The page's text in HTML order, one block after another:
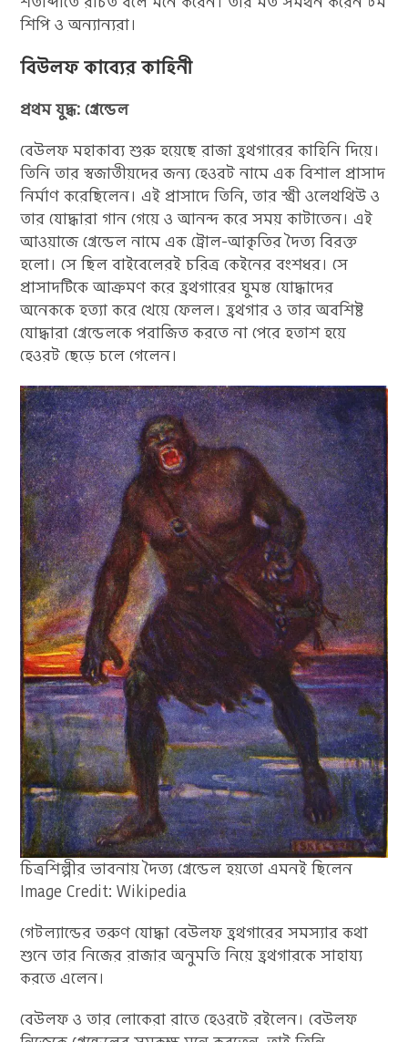
শিপি ও অন্যান্যরা।
বিউলফ কাব্যের কাহিনী
প্রথম যুদ্ধ: গ্রেন্ডেল
বেউলফ মহাকাব্য শুরু হয়েছে রাজা হ্রথগারের কাহিনি দিয়ে।
তিনি তার স্বজাতীয়দের জন্য হেওরট নামে এক বিশাল প্রাসাদ
নির্মাণ করেছিলেন। এই প্রাসাদে তিনি, তার স্ত্রী ওলেথথিউ ও
তার যোদ্ধারা গান গেয়ে ও আনন্দ করে সময় কাটাতেন। এই
আওয়াজে গ্রেন্ডেল নামে এক ট্রোল-আকৃতির দৈত্য বিরক্ত
হলো। সে ছিল বাইবেলেরই চরিত্র কেইনের বংশধর। সে
প্রাসাদটিকে আক্রমণ করে হ্রথগারের ঘুমন্ত যোদ্ধাদের
অনেককে হত্যা করে খেয়ে ফেলল। হ্রথগার ও তার অবশিষ্ট
যোদ্ধারা গ্রেন্ডেলকে পরাজিত করতে না পেরে হতাশ হয়ে
হেওরট ছেড়ে চলে গেলেন।
চিত্রশিল্পীর ভাবনায় দৈত্য গ্রেন্ডেল হয়তো এমনই ছিলেন
Image Credit: Wikipedia
গেটল্যান্ডের তরুণ যোদ্ধা বেউলফ হ্রথগারের সমস্যার কথা
শুনে তার নিজের রাজার অনুমতি নিয়ে হ্রথগারকে সাহায্য
করতে এলেন।
বেউলফ ও তার লোকেরা রাতে হেওরটে রইলেন। বেউলফ